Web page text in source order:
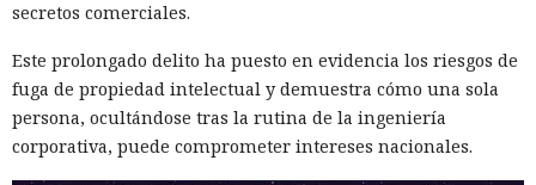
secretos comerciales.
Este prolongado delito ha puesto en evidencia los riesgos de
fuga de propiedad intelectual y demuestra cómo una sola
persona, ocultándose tras la rutina de la ingeniería
corporativa, puede comprometer intereses nacionales.